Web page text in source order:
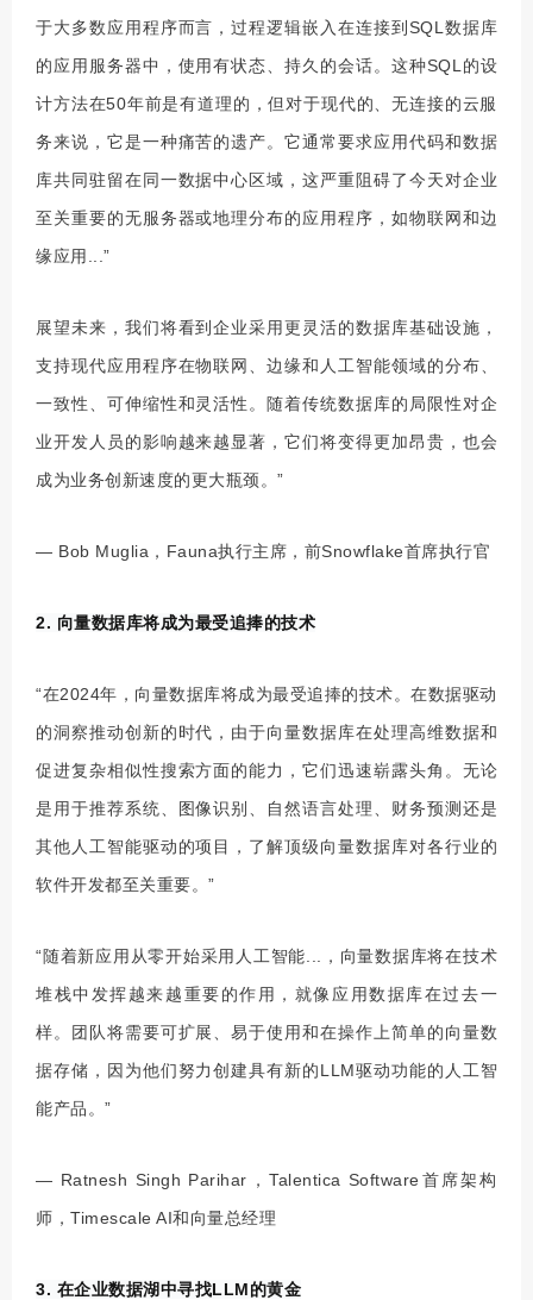
于大多数应用程序而言，过程逻辑嵌入在连接到SQL数据库
的应用服务器中，使用有状态、持久的会话。这种SQL的设
计方法在50年前是有道理的，但对于现代的、无连接的云服
务来说，它是一种痛苦的遗产。它通常要求应用代码和数据
库共同驻留在同一数据中心区域，这严重阻碍了今天对企业
至关重要的无服务器或地理分布的应用程序，如物联网和边
缘应用...”
展望未来，我们将看到企业采用更灵活的数据库基础设施，
支持现代应用程序在物联网、边缘和人工智能领域的分布、
一致性、可伸缩性和灵活性。随着传统数据库的局限性对企
业开发人员的影响越来越显著，它们将变得更加昂贵，也会
成为业务创新速度的更大瓶颈。”
— Bob Muglia，Fauna执行主席，前Snowflake首席执行官
2. 向量数据库将成为最受追捧的技术
“在2024年，向量数据库将成为最受追捧的技术。在数据驱动
的洞察推动创新的时代，由于向量数据库在处理高维数据和
促进复杂相似性搜索方面的能力，它们迅速崭露头角。无论
是用于推荐系统、图像识别、自然语言处理、财务预测还是
其他人工智能驱动的项目，了解顶级向量数据库对各行业的
软件开发都至关重要。”
“随着新应用从零开始采用人工智能...，向量数据库将在技术
堆栈中发挥越来越重要的作用，就像应用数据库在过去一
样。团队将需要可扩展、易于使用和在操作上简单的向量数
据存储，因为他们努力创建具有新的LLM驱动功能的人工智
能产品。”
— Ratnesh Singh Parihar，Talentica Software首席架构
师，Timescale AI和向量总经理
3. 在企业数据湖中寻找LLM的黄金